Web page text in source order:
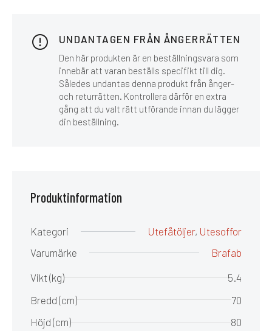
UNDANTAGEN FRÅN ÅNGERRÄTTEN
Den här produkten är en beställningsvara som
innebär att varan beställs specifikt till dig.
Således undantas denna produkt från ånger-
och returrätten. Kontrollera därför en extra
gång att du valt rätt utförande innan du lägger
din beställning.
Produktinformation
Kategori Utefåtöljer, Utesoffor
Varumärke
Brafab
Vikt (kg)
5.4
Bredd (cm)
70
Höjd (cm)
80